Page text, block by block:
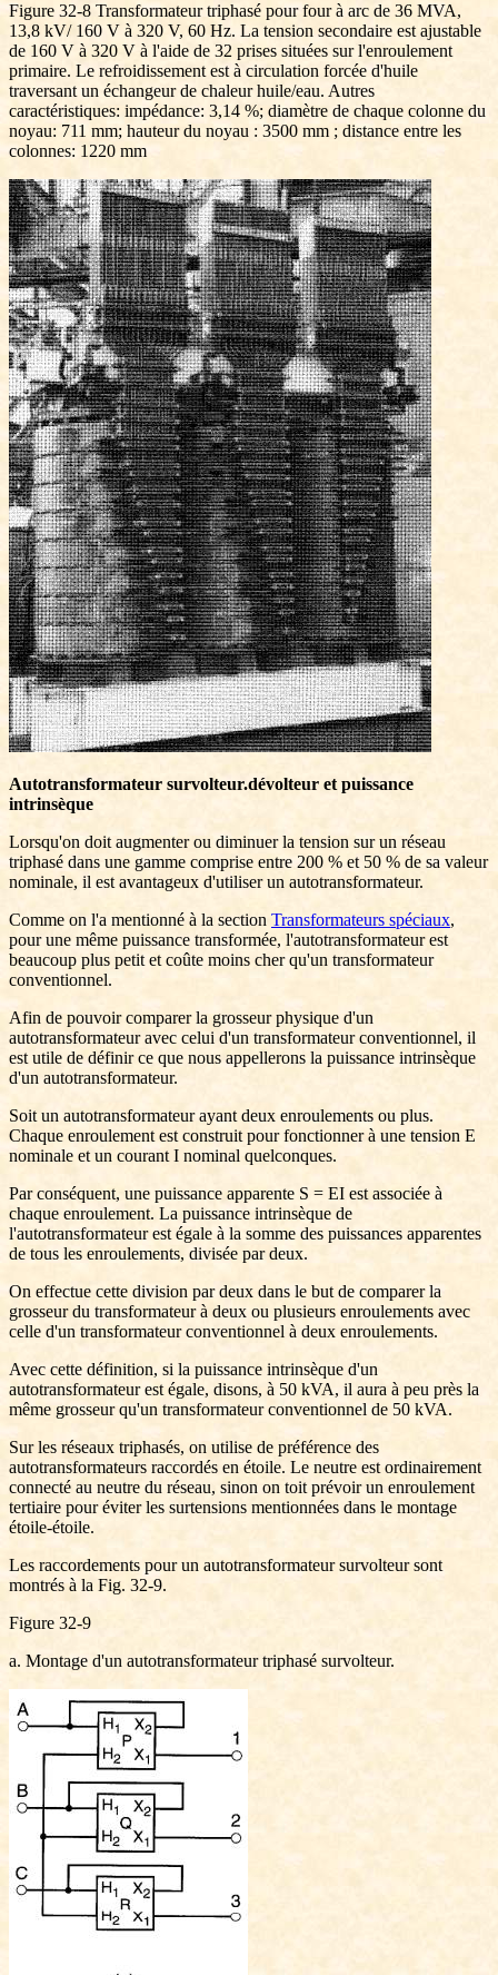
Figure 32-8 Transformateur triphasé pour four à arc de 36 MVA,
13,8 kV/ 160 V à 320 V, 60 Hz. La tension secondaire est ajustable
de 160 V à 320 V à l'aide de 32 prises situées sur l'enroulement
primaire. Le refroidissement est à circulation forcée d'huile
traversant un échangeur de chaleur huile/eau. Autres
caractéristiques: impédance: 3,14 %; diamètre de chaque colonne du
noyau: 711 mm; hauteur du noyau : 3500 mm ; distance entre les
colonnes: 1220 mm
Autotransformateur survolteur.dévolteur et puissance
intrinsèque
Lorsqu'on doit augmenter ou diminuer la tension sur un réseau
triphasé dans une gamme comprise entre 200 % et 50 % de sa valeur
nominale, il est avantageux d'utiliser un autotransformateur.
Comme on l'a mentionné à la section Transformateurs spéciaux,
pour une même puissance transformée, l'autotransformateur est
beaucoup plus petit et coûte moins cher qu'un transformateur
conventionnel.
Afin de pouvoir comparer la grosseur physique d'un
autotransformateur avec celui d'un transformateur conventionnel, il
est utile de définir ce que nous appellerons la puissance intrinsèque
d'un autotransformateur.
Soit un autotransformateur ayant deux enroulements ou plus.
Chaque enroulement est construit pour fonctionner à une tension E
nominale et un courant I nominal quelconques.
Par conséquent, une puissance apparente S = EI est associée à
chaque enroulement. La puissance intrinsèque de
l'autotransformateur est égale à la somme des puissances apparentes
de tous les enroulements, divisée par deux.
On effectue cette division par deux dans le but de comparer la
grosseur du transformateur à deux ou plusieurs enroulements avec
celle d'un transformateur conventionnel à deux enroulements.
Avec cette définition, si la puissance intrinsèque d'un
autotransformateur est égale, disons, à 50 kVA, il aura à peu près la
même grosseur qu'un transformateur conventionnel de 50 kVA.
Sur les réseaux triphasés, on utilise de préférence des
autotransformateurs raccordés en étoile. Le neutre est ordinairement
connecté au neutre du réseau, sinon on toit prévoir un enroulement
tertiaire pour éviter les surtensions mentionnées dans le montage
étoile-étoile.
Les raccordements pour un autotransformateur survolteur sont
montrés à la Fig. 32-9.
Figure 32-9
a. Montage d'un autotransformateur triphasé survolteur.